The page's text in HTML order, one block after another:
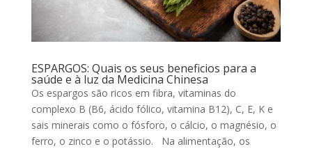
ESPARGOS: Quais os seus beneficios para a
saúde e à luz da Medicina Chinesa
Os espargos são ricos em fibra, vitaminas do
complexo B (B6, ácido fólico, vitamina B12), C, E, K e
sais minerais como o fósforo, o cálcio, o magnésio, o
ferro, o zinco e o potássio. Na alimentação, os